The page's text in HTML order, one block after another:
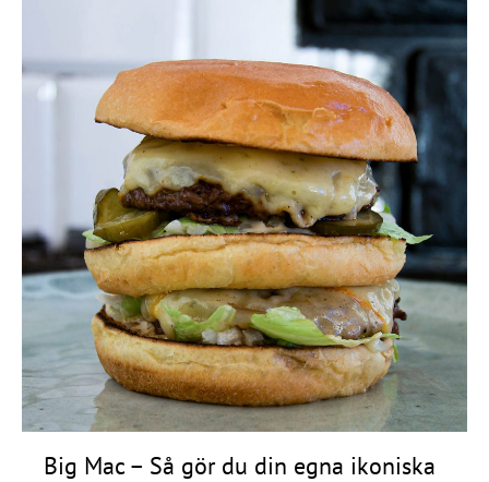
Big Mac – Så gör du din egna ikoniska